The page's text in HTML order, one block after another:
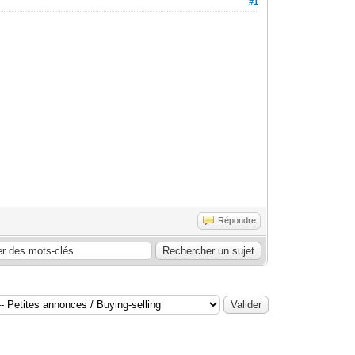
Répondre